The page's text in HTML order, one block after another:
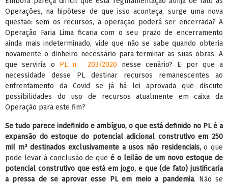
Operações, na hipótese de que isso aconteça, surge uma nova
questão: sem os recursos, a operação poderá ser encerrada? A
Operação Faria Lima ficaria com o seu prazo de encerramento
ainda mais indeterminado, vide que não se sabe quando obteria
novamente o dinheiro necessário para terminar as suas obras. A
que serviria o PL n. 203/2020 nesse cenário? E por que a
necessidade desse PL destinar recursos remanescentes ao
enfrentamento da Covid se já há lei aprovada que discute
possibilidades do uso de recursos atualmente em caixa da
Operação para este fim?
Se tudo parece indefinido e ambíguo, o que está definido no PL é a
expansão do estoque do potencial adicional construtivo em 250
mil m² destinados exclusivamente a usos não residenciais,o que
pode levar à conclusão de que é o leilão de um novo estoque de
potencial construtivo que está em jogo, e que (de fato) justificaria
a pressa de se aprovar esse PL em meio a pandemia. Não se